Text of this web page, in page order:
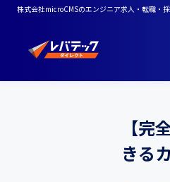
株式会社microCMSのエンジニア求人・転職・
【
きる